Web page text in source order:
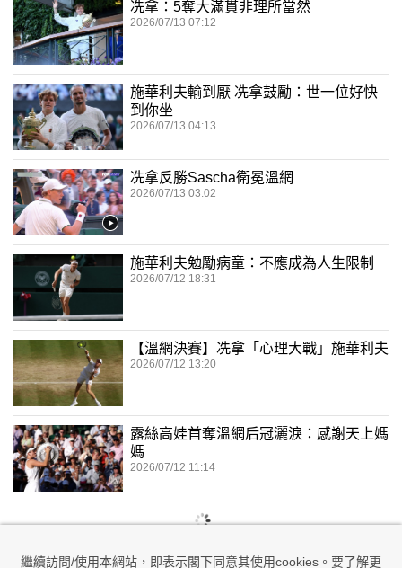
繼續訪問/使用本網站，即表示閣下同意其使用cookies。要了解更
冼拿：5奪大滿貫非理所當然
2026/07/13 07:12
施華利夫輸到厭 冼拿鼓勵：世一位好快
到你坐
2026/07/13 04:13
冼拿反勝Sascha衛冕溫網
2026/07/13 03:02
施華利夫勉勵病童：不應成為人生限制
2026/07/12 18:31
【溫網決賽】冼拿「心理大戰」施華利夫
2026/07/12 13:20
露絲高娃首奪溫網后冠灑淚：感謝天上媽
媽
2026/07/12 11:14